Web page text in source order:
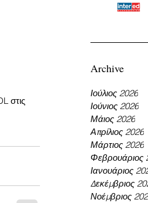
Archive
Ιούλιος 2026
Ιούνιος 2026
Μάιος 2026
Απρίλιος 2026
Μάρτιος 2026
Φεβρουάριος
Ιανουάριος
Δεκέμβριος
Νοέμβριος
στις